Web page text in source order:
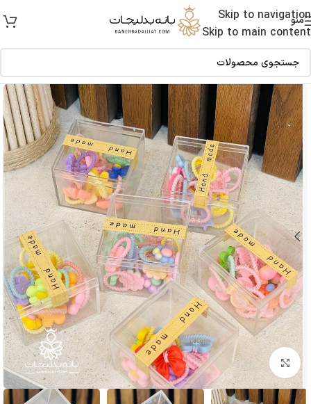
Skip to navigation
Skip to main content
منو
بزرگنمایی تصویر